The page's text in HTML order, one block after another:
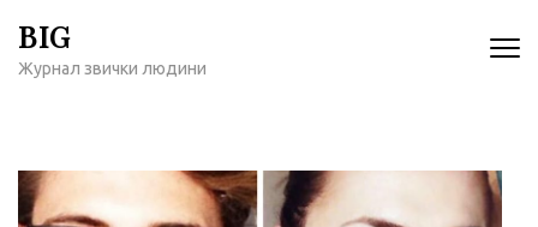
содержимому
BIG
Журнал звички людини